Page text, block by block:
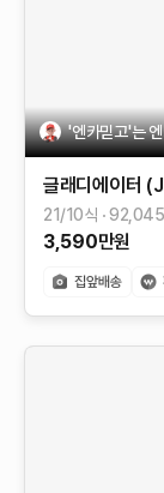
'엔카믿고'는
글래디에이터
21/10식 92,045
3,590만원